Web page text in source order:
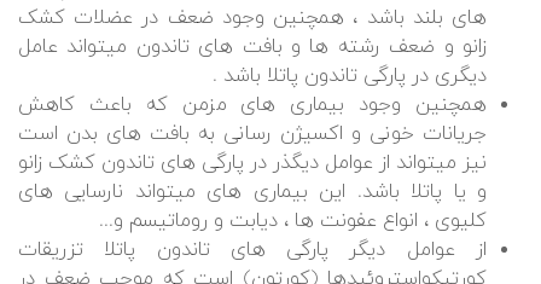
های بلند باشد ، همچنین وجود ضعف در عضلات کشک
زانو و ضعف رشته ها و بافت های تاندون میتواند عامل
دیگری در پارگی تاندون پاتلا باشد .
همچنین وجود بیماری های مزمن که باعث کاهش
جریانات خونی و اکسیژن رسانی به بافت های بدن است
نیز میتواند از عوامل دیگذر در پارگی های تاندون کشک زانو
و یا پاتلا باشد. این بیماری های میتواند نارسایی های
کلیوی ، انواع عفونت ها ، دیابت و روماتیسم و...
از عوامل دیگر پارگی های تاندون پاتلا تزریقات
کورتیکواستروئیدها (کورتون) است که موجب ضعف در